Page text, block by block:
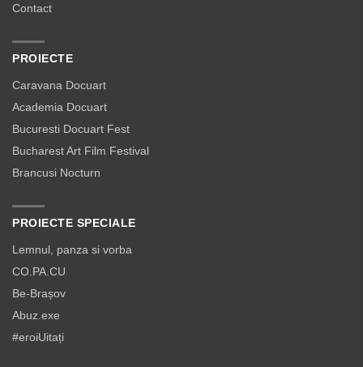
Contact
PROIECTE
Caravana Docuart
Academia Docuart
Bucuresti Docuart Fest
Bucharest Art Film Festival
Brancusi Nocturn
PROIECTE SPECIALE
Lemnul, panza si vorba
CO.PA.CU
Be-Brașov
Abuz.exe
#eroiUitați